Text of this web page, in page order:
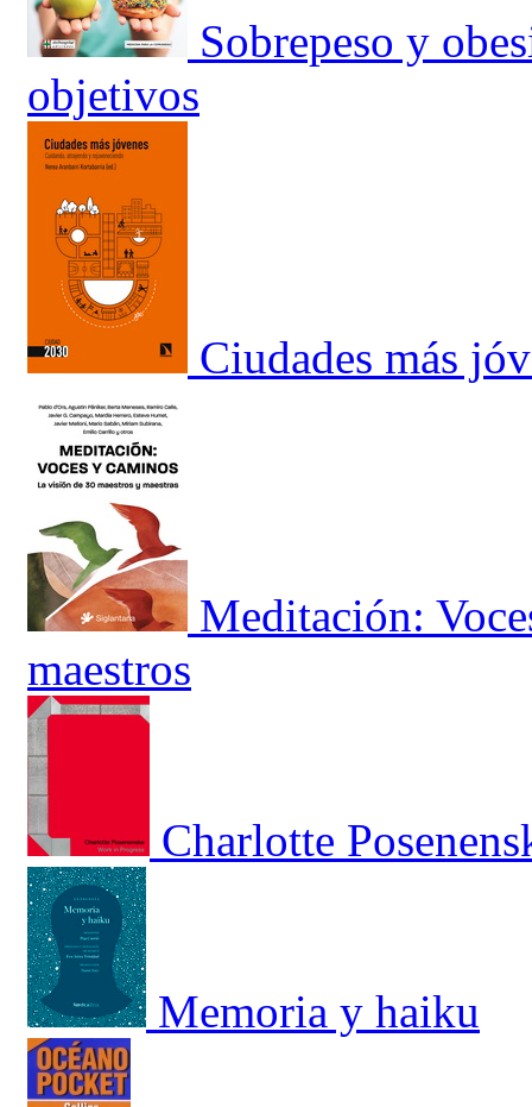
Sobrepeso y
objetivos
Ciudades más
Meditación:
maestros
Charlotte
Memoria y haiku